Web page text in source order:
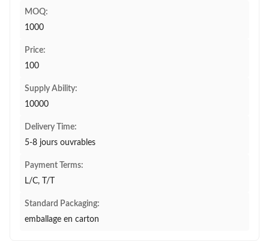
MOQ:
1000
Price:
100
Supply Ability:
10000
Delivery Time:
5-8 jours ouvrables
Payment Terms:
L/C, T/T
Standard Packaging:
emballage en carton